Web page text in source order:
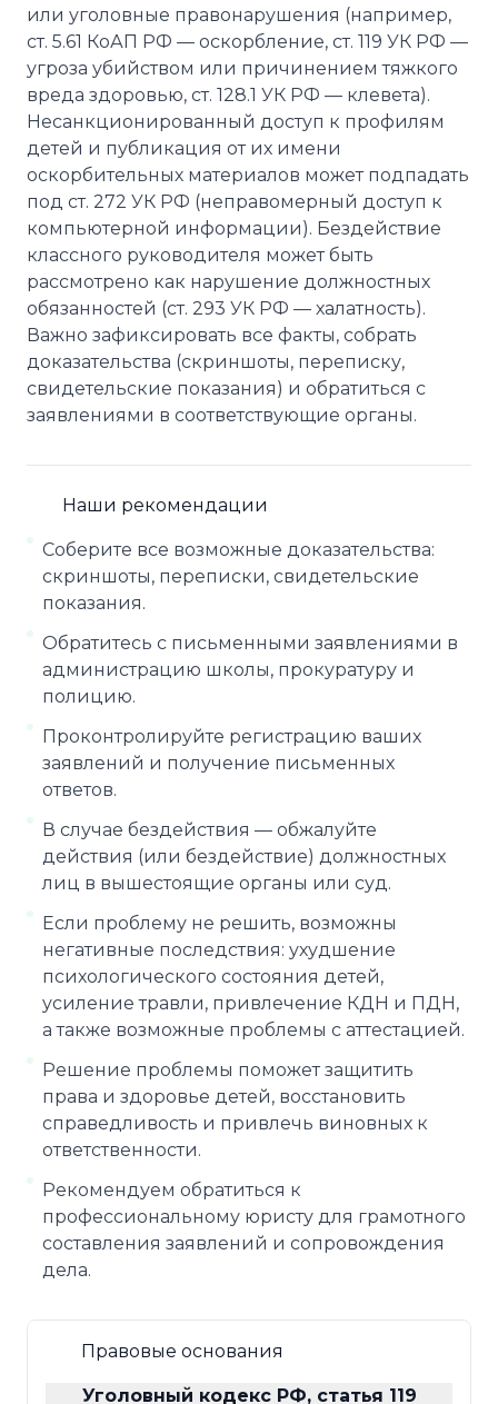
или уголовные правонарушения (например,
ст. 5.61 КоАП РФ — оскорбление, ст. 119 УК РФ —
угроза убийством или причинением тяжкого
вреда здоровью, ст. 128.1 УК РФ — клевета).
Несанкционированный доступ к профилям
детей и публикация от их имени
оскорбительных материалов может подпадать
под ст. 272 УК РФ (неправомерный доступ к
компьютерной информации). Бездействие
классного руководителя может быть
рассмотрено как нарушение должностных
обязанностей (ст. 293 УК РФ — халатность).
Важно зафиксировать все факты, собрать
доказательства (скриншоты, переписку,
свидетельские показания) и обратиться с
заявлениями в соответствующие органы.
Наши рекомендации
Соберите все возможные доказательства:
скриншоты, переписки, свидетельские
показания.
Обратитесь с письменными заявлениями в
администрацию школы, прокуратуру и
полицию.
Проконтролируйте регистрацию ваших
заявлений и получение письменных
ответов.
В случае бездействия — обжалуйте
действия (или бездействие) должностных
лиц в вышестоящие органы или суд.
Если проблему не решить, возможны
негативные последствия: ухудшение
психологического состояния детей,
усиление травли, привлечение КДН и ПДН,
а также возможные проблемы с аттестацией.
Решение проблемы поможет защитить
права и здоровье детей, восстановить
справедливость и привлечь виновных к
ответственности.
Рекомендуем обратиться к
профессиональному юристу для грамотного
составления заявлений и сопровождения
дела.
Правовые основания
Уголовный кодекс РФ, статья 119